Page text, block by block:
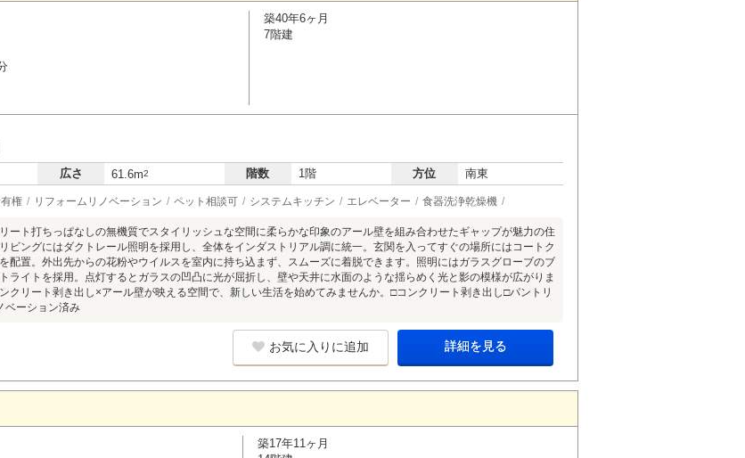
築40年6ヶ月
7階建
広さ 61.6m2 階数 1階 方位 南東
権 リフォームリノベーション ペット相談可 システムキッチン エレベーター 食器洗浄乾燥機
ート打ちっぱなしの無機質でスタイリッシュな空間に柔らかな印象のアール壁を組み合わせたギャップが魅力の住
ビングにはダクトレール照明を採用し、全体をインダストリアル調に統一。玄関を入ってすぐの場所にはコートク
配置。外出先からの花粉やウイルスを室内に持ち込まず、スムーズに着脱できます。照明にはガラスグローブのブ
ライトを採用。点灯するとガラスの凹凸に光が屈折し、壁や天井に水面のような揺らめく光と影の模様が広がりま
クリート剥き出し×アール壁が映える空間で、新しい生活を始めてみませんか。□コンクリート剥き出し□パントリ
ベーション済み
お気に入りに追加 詳細を見る
築17年11ヶ月